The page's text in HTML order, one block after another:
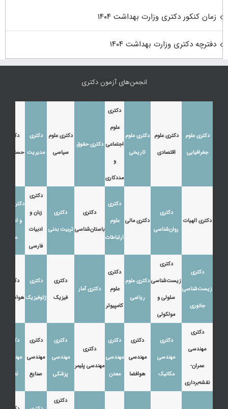
زمان کنکور دکتری وزارت بهداشت ۱۴۰۴
دفترچه دکتری وزارت بهداشت ۱۴۰۴
انجمن‌های آزمون دکتری
دکتری علوم
جغرافیایی
دکتری علوم
اقتصادی
دکتری علوم
تاریخی
دکتری
علوم
اجتماعی
و
مددکاری
دکتری حقوق
دکتری علوم
سیاسی
دکتری
مدیریت
دکتری
حسابداری
دکتری الهیات
دکتری
روان‌شناسی
دکتری مالی
دکتری
علوم
ارتباطات
دکتری
باستان‌شناسی
دکتری
تربیت بدنی
دکتری
زبان و
ادبیات
فارسی
دکتری زبان
و ادبیات
عرب
دکتری
زیست‌شناسی
جانوری
دکتری
زیست‌شناسی
سلولی و
مولکولی
دکتری علوم
ریاضی
دکتری
علوم
کامپیوتر
دکتری آمار
دکتری
فیزیک
دکتری
ژئوفیزیک
دکتری
هواشناسی
دکتری
مهندسی
عمران-
نقشه‌برداری
دکتری
مهندسی
مکانیک
دکتری
مهندسی
هوافضا
دکتری
مهندسی
معدن
دکتری
مهندسی پلیمر
دکتری
مهندسی
پزشکی
دکتری
مهندسی
صنایع
دکتری
مهندسی
نفت
دکتری